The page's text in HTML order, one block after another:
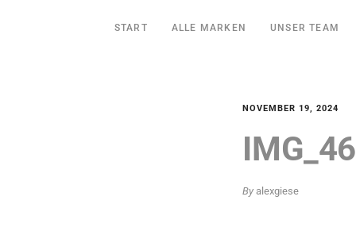
START ALLE MARKEN UNSER TEAM
NOVEMBER 19, 2024
Byalexgiese